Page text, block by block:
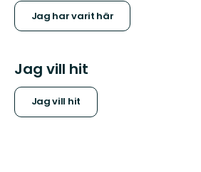
Jag har varit här
Jag vill hit
Jag vill hit